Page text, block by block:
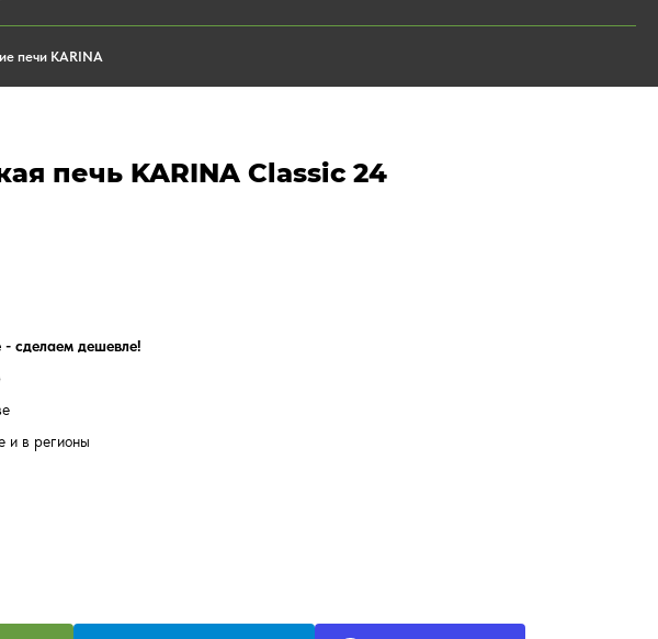
печи KARINA
печь KARINA Classic 24
сделаем дешевле!
и в регионы